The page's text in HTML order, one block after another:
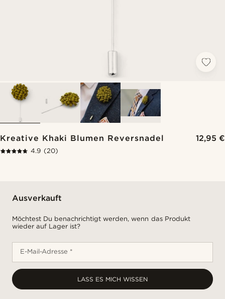
Kreative Khaki Blumen Reversnadel 12,95 €
4.9 (20)
Ausverkauft
Möchtest Du benachrichtigt werden, wenn das Produkt
wieder auf Lager ist?
E-Mail-Adresse *
LASS ES MICH WISSEN